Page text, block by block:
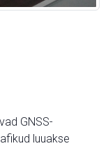
GNSS-
luuakse